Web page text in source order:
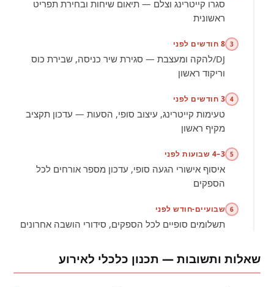
סגרו קייטרינג וצלם — תיאום שיחות ובחירת תפריט
ראשונית
3 8 חודשים לפני
DJ/להקה ומעצבת — סגירת שיר כניסה, שבירת כוס
וריקוד ראשון
4 3 חודשים לפני
טעימות קייטרינג, עיצוב סופי, הסעות — עדכון תקציב
מקיף ראשון
5 3–4 שבועות לפני
איסוף אישורי הגעה סופי, עדכון מספר אורחים לכל
הספקים
6 שבועיים-חודש לפני
תשלומים סופיים לכל הספקים, סידורי הושבה אחרונים
שאלות ותשובות — תכנון כלכלי לאירוע